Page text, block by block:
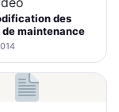
des
maintenance